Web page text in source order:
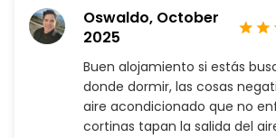
Oswaldo, October
2025
Buen alojamiento si estás
donde dormir, las cosas
aire acondicionado que no
cortinas tapan la salida del